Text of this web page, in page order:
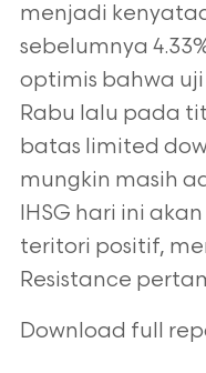
menjadi
sebelumnya
optimis bahwa uji
Rabu lalu pada
batas limited
mungkin masih
IHSG hari ini
teritori positif,
Resistance
Download full